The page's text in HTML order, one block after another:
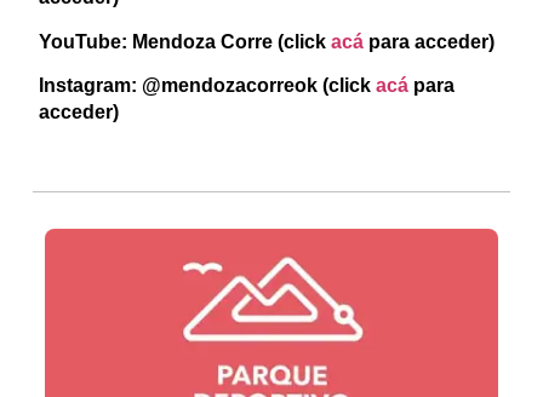
YouTube: Mendoza Corre (click acápara acceder)
Instagram: @mendozacorreok (click acápara
acceder)